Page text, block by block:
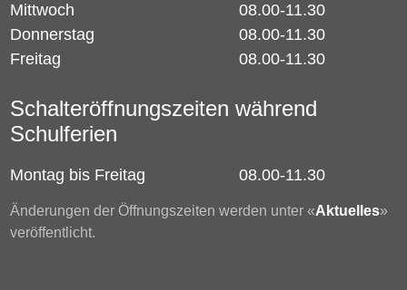
Mittwoch
08.00-11.30
Donnerstag
08.00-11.30
Freitag
08.00-11.30
Schalteröffnungszeiten während
Schulferien
Montag bis Freitag 08.00-11.30
Änderungen der Öffnungszeiten werden unter «Aktuelles»
veröffentlicht.